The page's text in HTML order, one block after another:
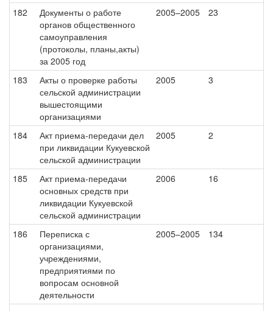
182
Документы о работе
органов общественного
самоуправления
(протоколы, планы,акты)
за 2005 год
2005–2005 23
183
Акты о проверке работы
сельской администрации
вышестоящими
организациями
2005 3
184
Акт приема-передачи дел
при ликвидации Кукуевской
сельской администрации
2005 2
185
Акт приема-передачи
основных средств при
ликвидации Кукуевской
сельской администрации
2006 16
186
Переписка с
организациями,
учреждениями,
предприятиями по
вопросам основной
деятельности
2005–2005 134